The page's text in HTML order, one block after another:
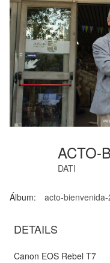
ACTO-
DATI
Álbum: acto-
DETAILS
Canon EOS Rebel T7